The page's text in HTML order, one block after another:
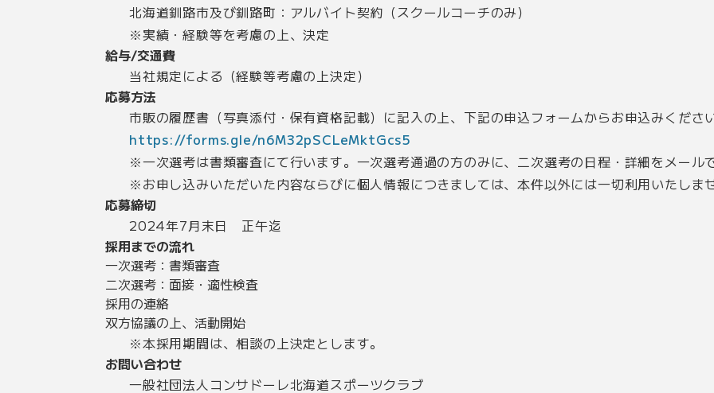
北海道釧路市及び釧路町：アルバイト契約（スクールコーチのみ）
※実績・経験等を考慮の上、決定
給与/交通費
当社規定による（経験等考慮の上決定）
応募方法
市販の履歴書（写真添付・保有資格記載）に記入の上、下記の申込フォームからお申込みください
https://forms.gle/n6M32pSCLeMktGcs5
※一次選考は書類審査にて行います。一次選考通過の方のみに、二次選考の日程・詳細をメール
※お申し込みいただいた内容ならびに個人情報につきましては、本件以外には一切利用いたしませ
応募締切
2024年7月末日 正午迄
採用までの流れ
一次選考：書類審査
二次選考：面接・適性検査
採用の連絡
双方協議の上、活動開始
※本採用期間は、相談の上決定とします。
お問い合わせ
一般社団法人コンサドーレ北海道スポーツクラブ